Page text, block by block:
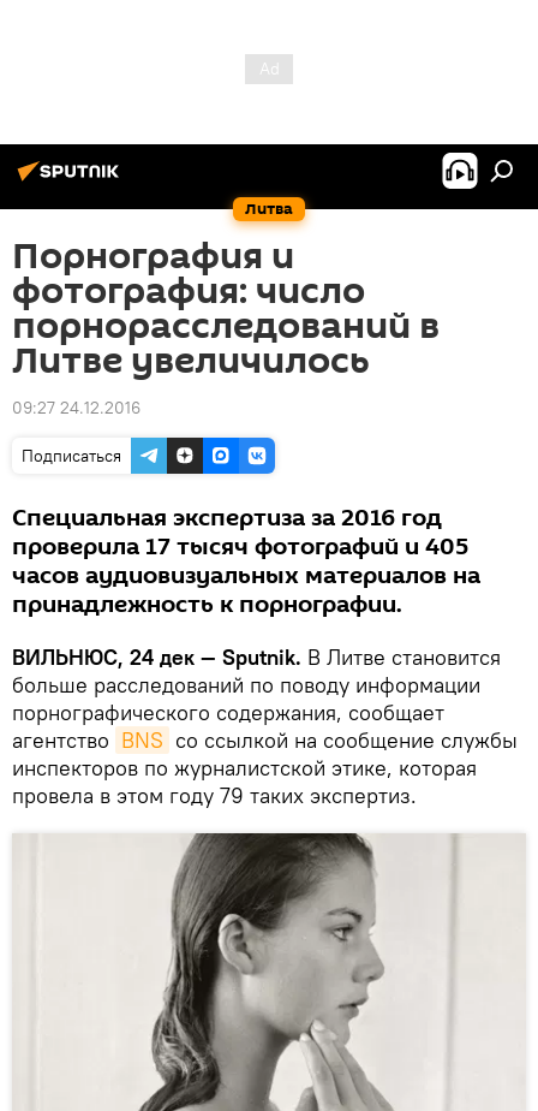
Литва
Порнография и
фотография: число
порнорасследований в
Литве увеличилось
09:27 24.12.2016
Подписаться
Специальная экспертиза за 2016 год
проверила 17 тысяч фотографий и 405
часов аудиовизуальных материалов на
принадлежность к порнографии.
ВИЛЬНЮС, 24 дек — Sputnik. В Литве становится
больше расследований по поводу информации
порнографического содержания, сообщает
агентство BNS со ссылкой на сообщение службы
инспекторов по журналистской этике, которая
провела в этом году 79 таких экспертиз.